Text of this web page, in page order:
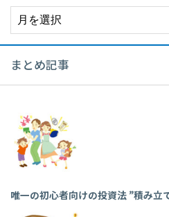
まとめ記事
唯一の初心者向けの投資法 ”積み立